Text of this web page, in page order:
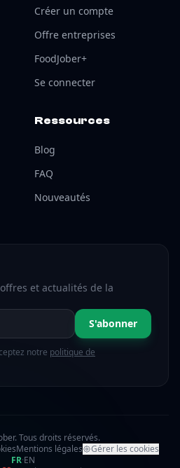
Créer un compte
Offre entreprises
FoodJober+
Se connecter
Ressources
Blog
FAQ
Nouveautés
et actualités de la
S'abonner
notre politique de
Tous droits réservés.
Mentions légales
Gérer les cookies
FR·EN